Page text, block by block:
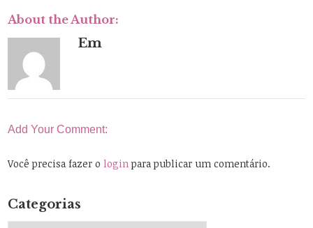
About the Author:
Em
Add Your Comment:
Você precisa fazer ologin para publicar um comentário.
Categorias